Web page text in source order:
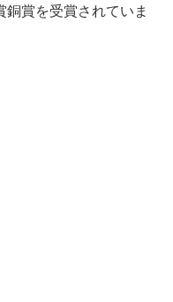
賞を受賞されていま